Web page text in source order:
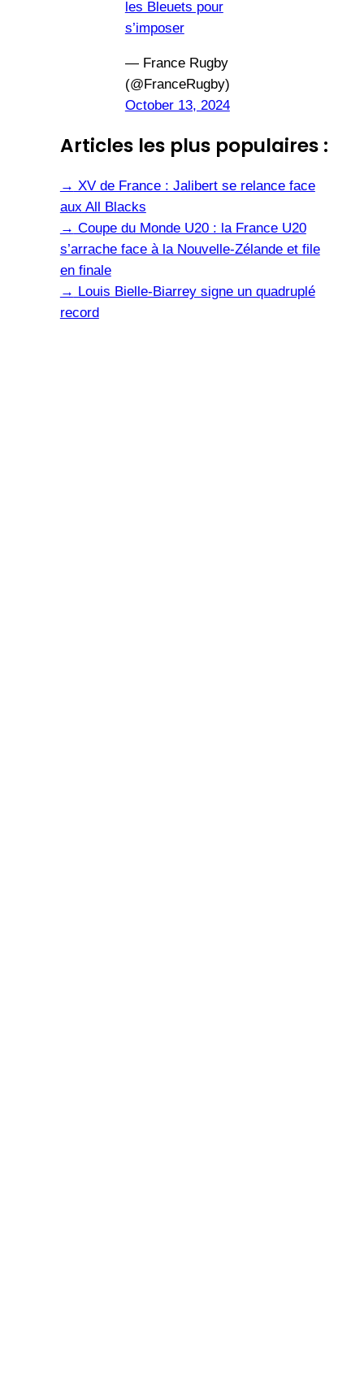
les Bleuets pour
s’imposer
— France Rugby
(@FranceRugby)
October 13, 2024
Articles les plus populaires :
→ XV de France : Jalibert se relance face
aux All Blacks
→ Coupe du Monde U20 : la France U20
s’arrache face à la Nouvelle-Zélande et file
en finale
→ Louis Bielle-Biarrey signe un quadruplé
record